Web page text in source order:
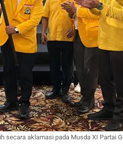
secara aklamasi pada Musda XI Partai